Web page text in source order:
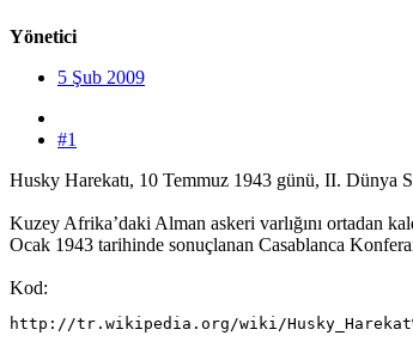
Yönetici
5 Şub 2009
#1
Husky Harekatı, 10 Temmuz 1943 günü, II. Dünya
Kuzey Afrika’daki Alman askeri varlığını ortadan
Ocak 1943 tarihinde sonuçlanan Casablanca
Kod:
http://tr.wikipedia.org/wiki/